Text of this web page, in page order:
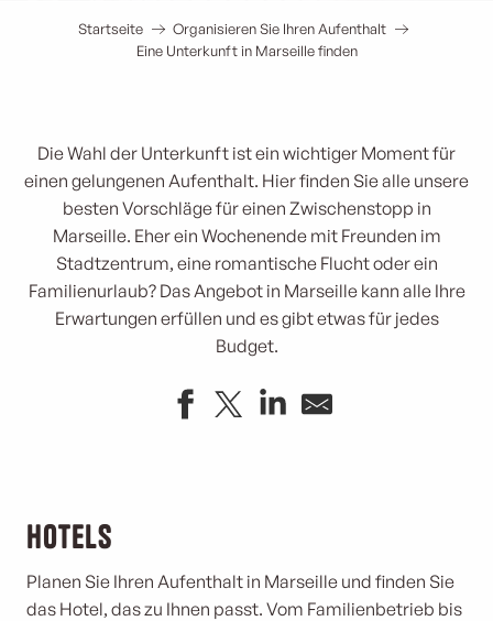
Startseite
Organisieren Sie Ihren Aufenthalt
Eine Unterkunft in Marseille finden
Die Wahl der Unterkunft ist ein wichtiger Moment für
einen gelungenen Aufenthalt. Hier finden Sie alle unsere
besten Vorschläge für einen Zwischenstopp in
Marseille. Eher ein Wochenende mit Freunden im
Stadtzentrum, eine romantische Flucht oder ein
Familienurlaub? Das Angebot in Marseille kann alle Ihre
Erwartungen erfüllen und es gibt etwas für jedes
Budget.
Hotels
Planen Sie Ihren Aufenthalt in Marseille und finden Sie
das Hotel, das zu Ihnen passt. Vom Familienbetrieb bis